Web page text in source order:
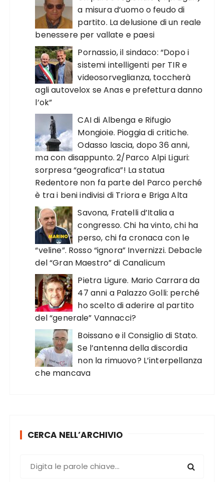
a misura d’uomo o feudo di
partito. La delusione di un reale
benessere per vallate e paesi
Pornassio, il sindaco: “Dopo i
sistemi intelligenti per TIR e
videosorveglianza, toccherà
agli autovelox se Anas e prefettura danno
l’ok”
CAI di Albenga e Rifugio
Mongioie. Pioggia di critiche.
Odasso lascia, dopo 36 anni,
ma con disappunto. 2/Parco Alpi Liguri:
sorpresa “geografica”! La statua
Redentore non fa parte del Parco perché
è tra i beni indivisi di Triora e Briga Alta
Savona, Fratelli d’Italia a
congresso. Chi ha vinto, chi ha
perso, chi fa cronaca con le
“veline”. Rosso “ignora” Invernizzi. Debacle
del “Gran Maestro” di Canalicum
Pietra Ligure. Mario Carrara da
47 anni a Palazzo Golli: perché
ho scelto di aderire al partito
del “generale” Vannacci?
Boissano e il Consiglio di Stato.
Se l’antenna della discordia
non la rimuovo? L’interpellanza
che mancava
CERCA NELL’ARCHIVIO